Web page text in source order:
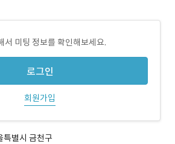
서 미팅 정보를 확인해보세요.
로그인
회원가입
특별시 금천구